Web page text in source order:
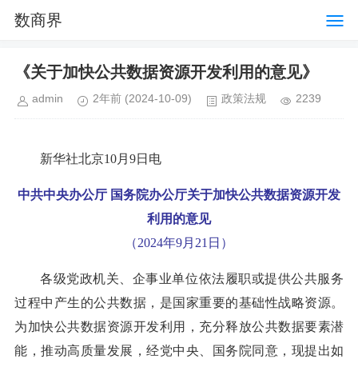
数商界
《关于加快公共数据资源开发利用的意见》
admin 2年前 (2024-10-09) 政策法规 2239
新华社北京10月9日电
中共中央办公厅 国务院办公厅关于加快公共数据资源开发
利用的意见
（2024年9月21日）
各级党政机关、企事业单位依法履职或提供公共服务
过程中产生的公共数据，是国家重要的基础性战略资源。
为加快公共数据资源开发利用，充分释放公共数据要素潜
能，推动高质量发展，经党中央、国务院同意，现提出如